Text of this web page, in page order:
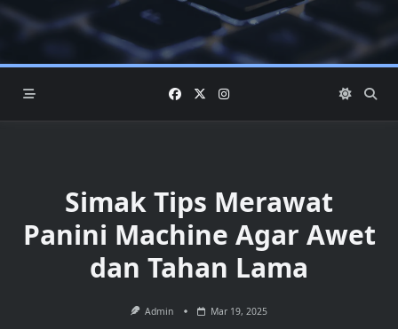
Simak Tips Merawat
Panini Machine Agar Awet
dan Tahan Lama
Admin Mar 19, 2025